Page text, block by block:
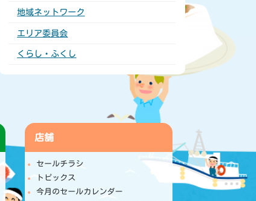
地域ネットワーク
エリア委員会
くらし・ふくし
店舗
セールチラシ
トピックス
今月のセールカレンダー